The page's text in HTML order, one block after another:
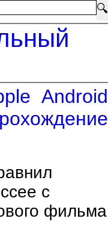
🔍
Android
с
фильма